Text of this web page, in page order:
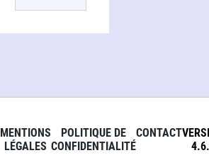
MENTIONS
LÉGALES
POLITIQUE DE
CONFIDENTIALITÉ
CONTACT